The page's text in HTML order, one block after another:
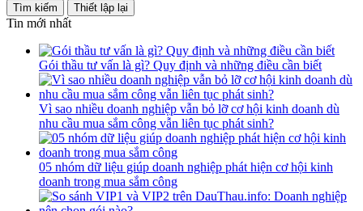
Tin mới nhất
Gói thầu tư vấn là gì? Quy định và những điều cần biết
Vì sao nhiều doanh nghiệp vẫn bỏ lỡ cơ hội kinh doanh dù
nhu cầu mua sắm công vẫn liên tục phát sinh?
05 nhóm dữ liệu giúp doanh nghiệp phát hiện cơ hội kinh
doanh trong mua sắm công